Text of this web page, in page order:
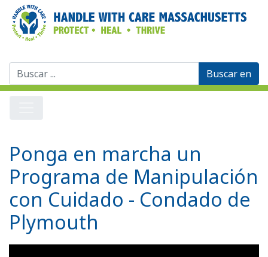
Buscar:
Ponga en marcha un
Programa de Manipulación
con Cuidado - Condado de
Plymouth